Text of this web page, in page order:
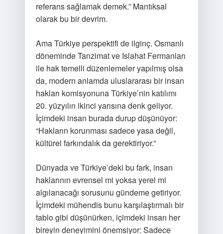
referans sağlamak demek.” Mantıksal
olarak bu bir devrim.
Ama Türkiye perspektifi de ilginç. Osmanlı
döneminde Tanzimat ve Islahat Fermanları
ile hak temelli düzenlemeler yapılmış olsa
da, modern anlamda uluslararası bir insan
hakları komisyonuna Türkiye’nin katılımı
20. yüzyılın ikinci yarısına denk geliyor.
İçimdeki insan burada durup düşünüyor:
“Hakların korunması sadece yasa değil,
kültürel farkındalık da gerektiriyor.”
Dünyada ve Türkiye’deki bu fark, insan
haklarının evrensel mi yoksa yerel mi
algılanacağı sorusunu gündeme getiriyor.
İçimdeki mühendis bunu karşılaştırmalı bir
tablo gibi düşünürken, içimdeki insan her
bireyin deneyimini önemsiyor: Sadece